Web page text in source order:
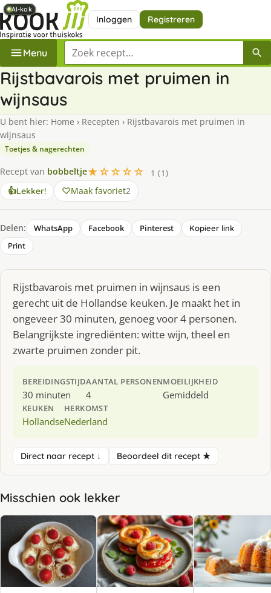
Inloggen Registreren
Menu Zoek een recept
Rijstbavarois met pruimen in
wijnsaus
U bent hier: Home › Recepten › Rijstbavarois met pruimen in
wijnsaus
Toetjes & nagerechten
Recept van bobbeltje★☆☆☆☆
1 (1)
👍Lekker! Maak favoriet2
Delen: WhatsApp Facebook Pinterest
Kopieer link
Print
Rijstbavarois met pruimen in wijnsaus is een
gerecht uit de Hollandse keuken. Je maakt het in
ongeveer 30 minuten, genoeg voor 4 personen.
Belangrijkste ingrediënten: witte wijn, theel en
zwarte pruimen zonder pit.
BEREIDINGSTIJD
30 minuten
AANTAL PERSONEN
4
MOEILIJKHEID
Gemiddeld
KEUKEN
Hollandse
HERKOMST
Nederland
Direct naar recept ↓ Beoordeel dit recept ★
Misschien ook lekker
AI-kok
AI-kok
AI-kok
AI-kok
AI-kok
AI-kok